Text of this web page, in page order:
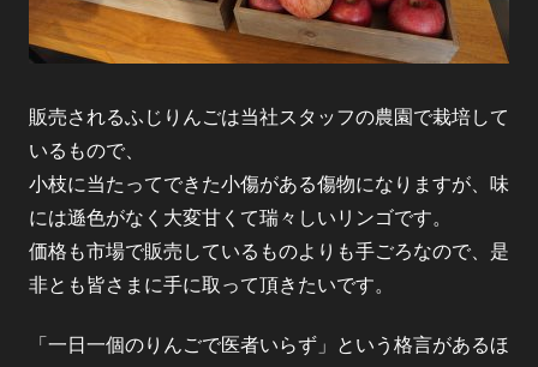
販売されるふじりんごは当社スタッフの農園で栽培して
いるもので、
小枝に当たってできた小傷がある傷物になりますが、味
には遜色がなく大変甘くて瑞々しいリンゴです。
価格も市場で販売しているものよりも手ごろなので、是
非とも皆さまに手に取って頂きたいです。
「一日一個のりんごで医者いらず」という格言があるほ